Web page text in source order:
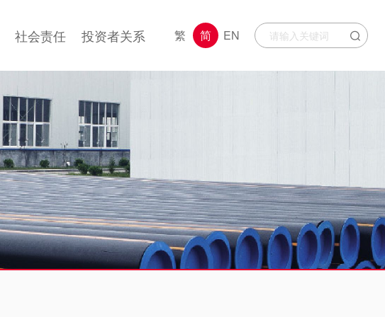
繁 简 EN
社会责任 投资者关系